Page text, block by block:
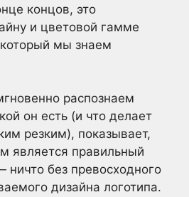
концов, это
и цветовой гамме
мы знаем
распознаем
он есть (и что делает
резким), показывает,
является правильный
ничто без превосходного
дизайна логотипа.